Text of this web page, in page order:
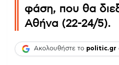
φάση, που θα
Αθήνα (22-24/5).
Ακολουθήστε το politic.gr